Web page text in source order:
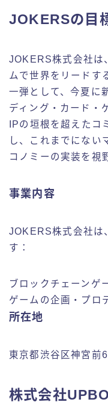
JOKERSの目
JOKERS株式会社は
ムで世界をリードす
一弾として、今夏に
ディング・カード・
IPの垣根を超えたコ
し、これまでにない
コノミーの実装を視
事業内容
JOKERS株式会社は
す：
ブロックチェーンゲ
ゲームの企画・プロ
所在地
東京都渋谷区神宮前
株式会社